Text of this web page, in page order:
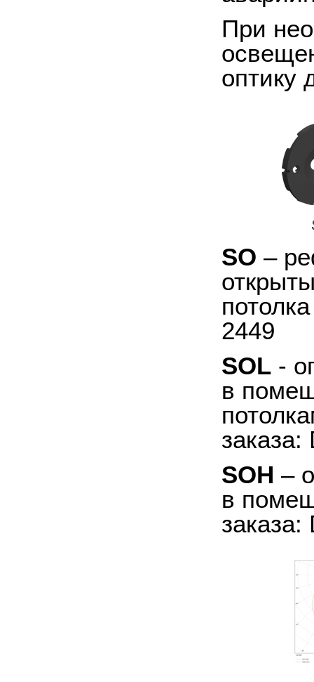
При
оптику
SO –
2449
SOL -
в
заказа:
SOH –
в
заказа: